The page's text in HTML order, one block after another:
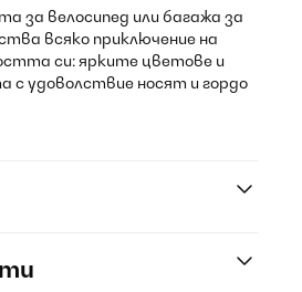
за велосипед или багажа за
всяко приключение на
си: ярките цветове и
с удоволствие носят и гордо